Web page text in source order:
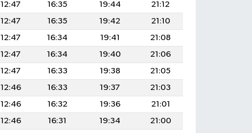
12:47 16:35 19:44
21:12
12:47 16:35 19:42
21:10
12:47 16:34 19:41
21:08
12:47 16:34 19:40
21:06
12:47 16:33 19:38
21:05
12:46 16:33 19:37
21:03
12:46 16:32 19:36
21:01
12:46 16:31 19:34
21:00